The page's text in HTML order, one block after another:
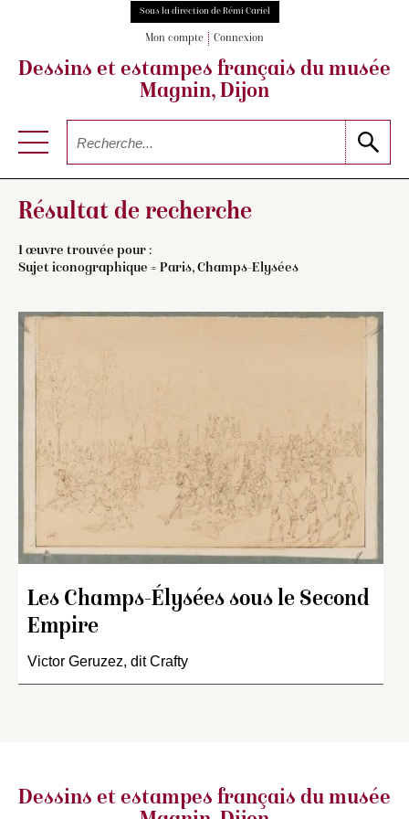
Sous la direction de Rémi Cariel
Mon compte Connexion
Dessins et estampes français du musée
Magnin, Dijon
Résultat de recherche
1 œuvre trouvée pour :
Sujet iconographique = Paris, Champs-Elysées
Les Champs-Élysées sous le Second
Empire
Victor Geruzez, dit Crafty
Dessins et estampes français du musée